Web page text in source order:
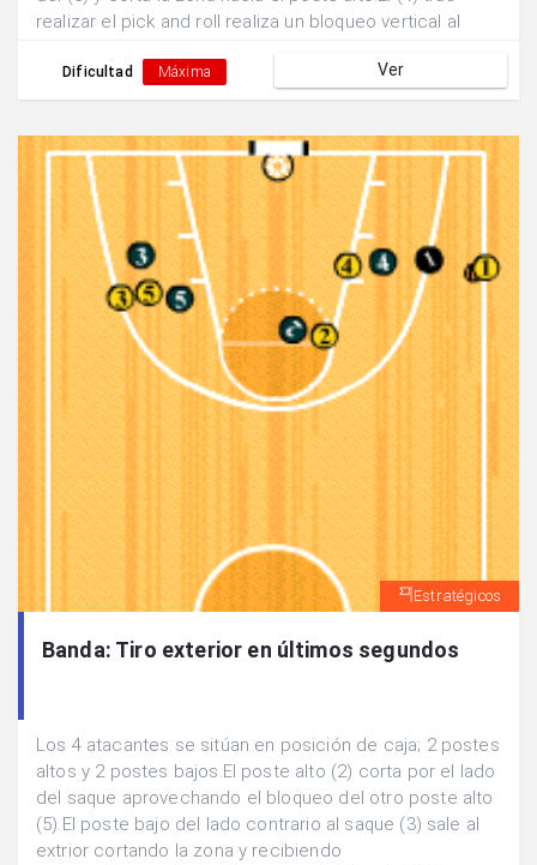
realizar el pick and roll realiza un bloqueo vertical al
a)Pase y finalización exterior por parte del (3). b)Pase
interior y finalización 1x1 del (5).
Dificultad Máxima Ver
Estratégicos
Banda: Tiro exterior en últimos segundos
Los 4 atacantes se sitúan en posición de caja; 2 postes
altos y 2 postes bajos.El poste alto (2) corta por el lado
del saque aprovechando el bloqueo del otro poste alto
(5).El poste bajo del lado contrario al saque (3) sale al
extrior cortando la zona y recibiendo